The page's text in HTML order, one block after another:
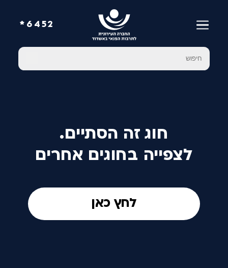
6452*
חוג זה הסתיים.
לצפייה בחוגים אחרים
לחץ כאן